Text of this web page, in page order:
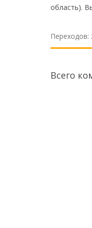
область).
Переходов:
Всего